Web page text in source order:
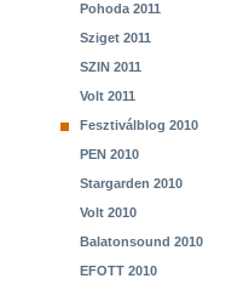
Pohoda 2011
Sziget 2011
SZIN 2011
Volt 2011
Fesztiválblog 2010
PEN 2010
Stargarden 2010
Volt 2010
Balatonsound 2010
EFOTT 2010